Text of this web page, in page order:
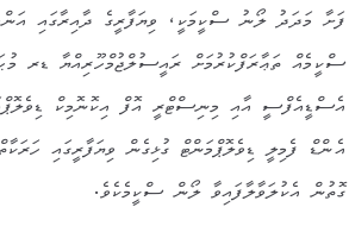
ފަށާ މަދަދު ލޯނު ސްކީމަކީ، ވިޔަފާރީގެ ދާއިރާގައި
ސްކީމެއް ތަޢާރަފްކުރުމަށް ރައީސުލްޖުމްހޫރިއްޔާ ޑރ
އެސްޑީއެފްސީ އާއި މިނިސްޓްރީ އޮފް އިކޮނޮމިކް
އެންޑް ފެމިލީ ޑިވެލޮޕްމަންޓް ގުޅިގެން ވިޔަފާރީގައި
ގޮތުން އެކުލަވާލާފައިވާ ލޯން ސްކީމެކެވެ.